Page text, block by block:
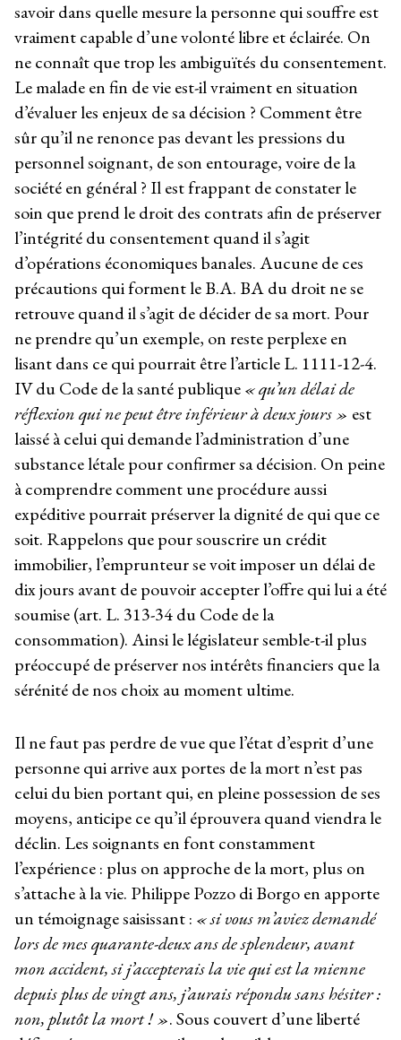
savoir dans quelle mesure la personne qui souffre est
vraiment capable d’une volonté libre et éclairée. On
ne connaît que trop les ambiguïtés du consentement.
Le malade en fin de vie est-il vraiment en situation
d’évaluer les enjeux de sa décision ? Comment être
sûr qu’il ne renonce pas devant les pressions du
personnel soignant, de son entourage, voire de la
société en général ? Il est frappant de constater le
soin que prend le droit des contrats afin de préserver
l’intégrité du consentement quand il s’agit
d’opérations économiques banales. Aucune de ces
précautions qui forment le B.A. BA du droit ne se
retrouve quand il s’agit de décider de sa mort. Pour
ne prendre qu’un exemple, on reste perplexe en
lisant dans ce qui pourrait être l’article L. 1111-12-4.
IV du Code de la santé publique« qu’un délai de
réflexion qui ne peut être inférieur à deux jours » est
laissé à celui qui demande l’administration d’une
substance létale pour confirmer sa décision. On peine
à comprendre comment une procédure aussi
expéditive pourrait préserver la dignité de qui que ce
soit. Rappelons que pour souscrire un crédit
immobilier, l’emprunteur se voit imposer un délai de
dix jours avant de pouvoir accepter l’offre qui lui a été
soumise (art. L. 313-34 du Code de la
consommation). Ainsi le législateur semble-t-il plus
préoccupé de préserver nos intérêts financiers que la
sérénité de nos choix au moment ultime.
Il ne faut pas perdre de vue que l’état d’esprit d’une
personne qui arrive aux portes de la mort n’est pas
celui du bien portant qui, en pleine possession de ses
moyens, anticipe ce qu’il éprouvera quand viendra le
déclin. Les soignants en font constamment
l’expérience : plus on approche de la mort, plus on
s’attache à la vie. Philippe Pozzo di Borgo en apporte
un témoignage saisissant : « si vous m’aviez demandé
lors de mes quarante-deux ans de splendeur, avant
mon accident, si j’accepterais la vie qui est la mienne
depuis plus de vingt ans, j’aurais répondu sans hésiter :
non, plutôt la mort ! ». Sous couvert d’une liberté